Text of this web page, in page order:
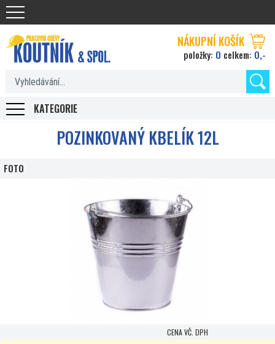
Koutnik.com
POZINKOVANÝ KBELÍK 12L
FOTO
CENA VČ. DPH
KATEGORIE
NÁKUPNÍ KOŠÍK
položky: 0 celkem: 0,-